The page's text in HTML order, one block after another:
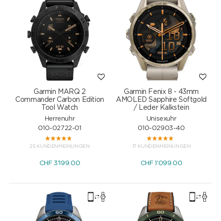
Garmin MARQ 2
Commander Carbon Edition
Tool Watch
Herrenuhr
010-02722-01
25 KUNDENMEINUNGEN
CHF 3'199.00
Garmin Fenix 8 - 43mm
AMOLED Sapphire Softgold
/ Leder Kalkstein
Unisexuhr
010-02903-40
17 KUNDENMEINUNGEN
CHF 1'099.00